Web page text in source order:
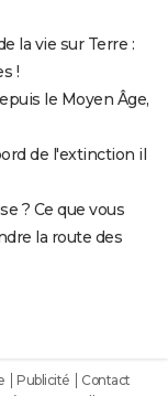
la vie sur Terre :
!
le Moyen Âge,
de l'extinction il
? Ce que vous
la route des
Publicité
Contact